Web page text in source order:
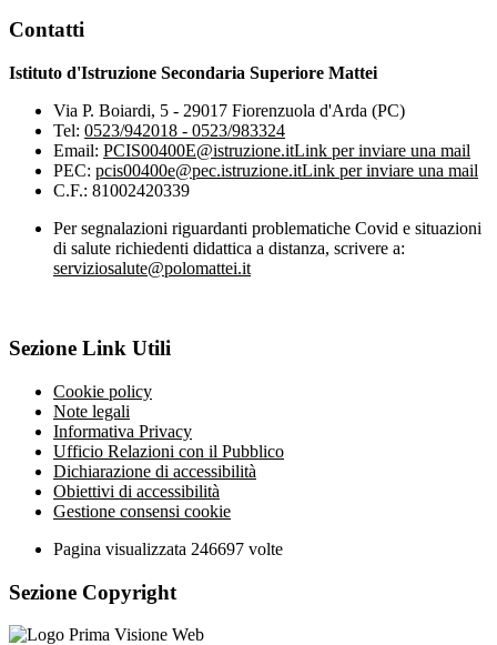
Contatti
Istituto d'Istruzione Secondaria Superiore Mattei
Via P. Boiardi, 5 - 29017 Fiorenzuola d'Arda (PC)
Tel: 0523/942018 - 0523/983324
Email: PCIS00400E@istruzione.itLink per inviare una mail
PEC: pcis00400e@pec.istruzione.itLink per inviare una mail
C.F.: 81002420339
Per segnalazioni riguardanti problematiche Covid e situazioni
di salute richiedenti didattica a distanza, scrivere a:
serviziosalute@polomattei.it
Sezione Link Utili
Cookie policy
Note legali
Informativa Privacy
Ufficio Relazioni con il Pubblico
Dichiarazione di accessibilità
Obiettivi di accessibilità
Gestione consensi cookie
Pagina visualizzata 246697 volte
Sezione Copyright